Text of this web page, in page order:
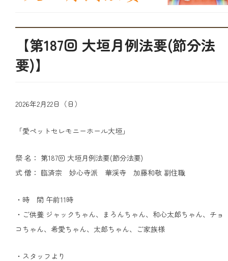
【第187回 大垣月例法要(節分法
要)】
2026年2月22日（日）
「愛ペットセレモニーホール大垣」
祭 名： 第187回 大垣月例法要(節分法要)
式 僧： 臨済宗 妙心寺派 華渓寺 加藤和敬 副住職
・時 間 午前11時
・ご供養 ジャックちゃん、まろんちゃん、和心太郎ちゃん、チョ
コちゃん、希愛ちゃん、太郎ちゃん、ご家族様
・スタッフより